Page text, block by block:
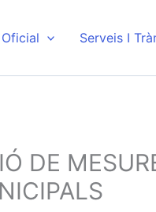
Serveis I
DE